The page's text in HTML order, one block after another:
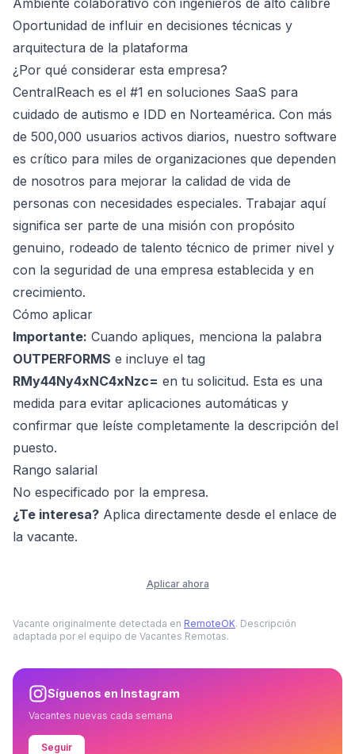
Ambiente colaborativo con ingenieros de alto calibre
Oportunidad de influir en decisiones técnicas y
arquitectura de la plataforma
¿Por qué considerar esta empresa?
CentralReach es el #1 en soluciones SaaS para
cuidado de autismo e IDD en Norteamérica. Con más
de 500,000 usuarios activos diarios, nuestro software
es crítico para miles de organizaciones que dependen
de nosotros para mejorar la calidad de vida de
personas con necesidades especiales. Trabajar aquí
significa ser parte de una misión con propósito
genuino, rodeado de talento técnico de primer nivel y
con la seguridad de una empresa establecida y en
crecimiento.
Cómo aplicar
Importante: Cuando apliques, menciona la palabra
OUTPERFORMS e incluye el tag
RMy44Ny4xNC4xNzc= en tu solicitud. Esta es una
medida para evitar aplicaciones automáticas y
confirmar que leíste completamente la descripción del
puesto.
Rango salarial
No especificado por la empresa.
¿Te interesa? Aplica directamente desde el enlace de
la vacante.
Aplicar ahora
Vacante originalmente detectada en RemoteOK. Descripción
adaptada por el equipo de Vacantes Remotas.
Síguenos en Instagram
Vacantes nuevas cada semana
Seguir